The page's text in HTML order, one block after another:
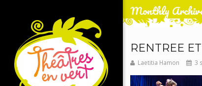
Monthly
RENTREE
Laetitia Hamon 3